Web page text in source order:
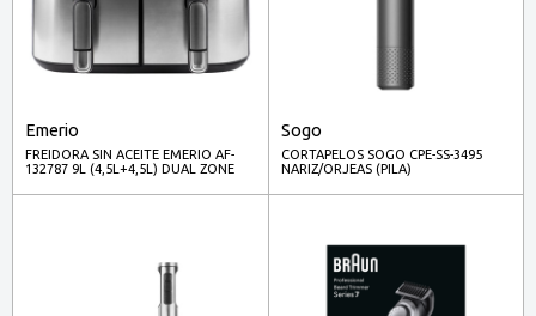
Emerio
FREIDORA SIN ACEITE EMERIO AF-
132787 9L (4,5L+4,5L) DUAL ZONE
Sogo
CORTAPELOS SOGO CPE-SS-3495
NARIZ/ORJEAS (PILA)